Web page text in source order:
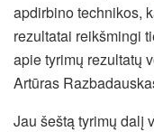
apdirbino technikos,
rezultatai reikšmingi
apie tyrimų rezultatų
Artūras
Jau šeštą tyrimų dalį